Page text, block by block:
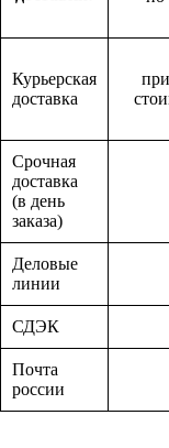
Курьерская
доставка
Срочная
доставка
(в день
заказа)
Деловые
линии
СДЭК
Почта
россии